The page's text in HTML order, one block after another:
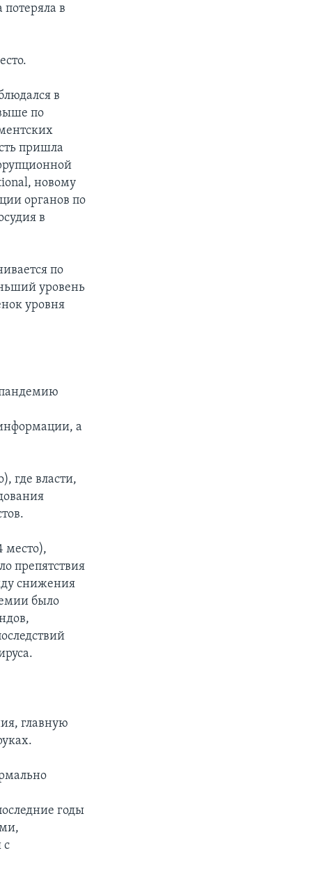
потеряла в
в
по
пришла
новому
органов по
в
по
уровень
уровня
пандемию
а
где власти,
место),
препятствия
снижения
было
главную
годы
с